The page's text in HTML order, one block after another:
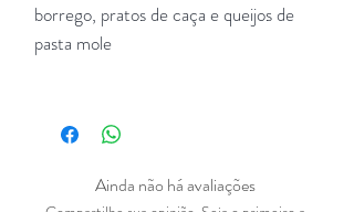
borrego, pratos de caça e queijos de
pasta mole
Ainda não há avaliações